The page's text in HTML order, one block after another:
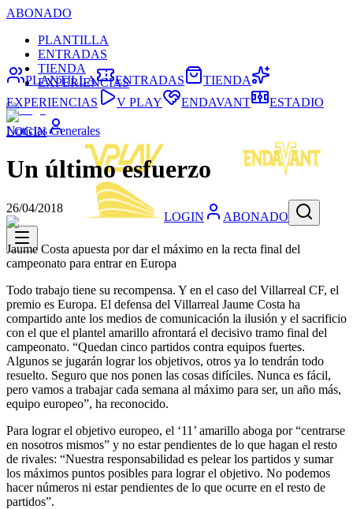
ABONADO
PLANTILLA
ENTRADAS
TIENDA
EXPERIENCIAS
LOGIN
LOGIN ABONADO
PLANTILLA ENTRADAS
TIENDA
EXPERIENCIAS
V PLAY ENDAVANT ESTADIO
Noticias Generales
Un último esfuerzo
26/04/2018
Jaume Costa apuesta por dar el máximo en la recta final del
campeonato para entrar en Europa
Todo trabajo tiene su recompensa. Y en el caso del Villarreal CF, el
premio es Europa. El defensa del Villarreal Jaume Costa ha
compartido ante los medios de comunicación la ilusión y el sacrificio
con el que el plantel amarillo afrontará el decisivo tramo final del
campeonato. “Quedan cinco partidos contra equipos fuertes.
Algunos se jugarán lograr los objetivos, otros ya lo tendrán todo
resuelto. Seguro que nos ponen las cosas difíciles. Nunca es fácil,
pero vamos a trabajar cada semana al máximo para ser, un año más,
equipo europeo”, ha reconocido.
Para lograr el objetivo europeo, el ‘11’ amarillo aboga por “centrarse
en nosotros mismos” y no estar pendientes de lo que hagan el resto
de rivales: “Nuestra responsabilidad es pelear los partidos y sumar
los máximos puntos posibles para lograr el objetivo. No podemos
hacer números ni estar pendientes de lo que ocurre en el resto de
partidos”.